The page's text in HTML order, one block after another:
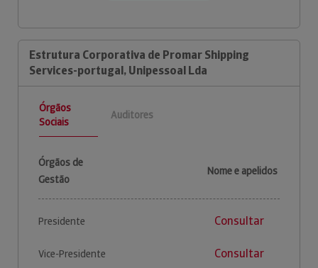
Estrutura Corporativa de Promar Shipping
Services-portugal, Unipessoal Lda
Órgãos
Sociais
Auditores
Órgãos de
Gestão
Nome e apelidos
Presidente Consultar
Vice-Presidente Consultar